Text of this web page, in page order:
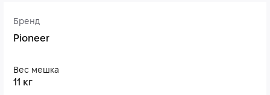
Бренд
Pioneer
Вес мешка
11 кг